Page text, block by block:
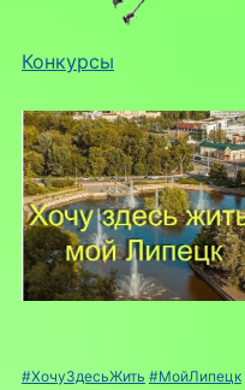
Конкурсы
#ХочуЗдесьЖить #МойЛипецк